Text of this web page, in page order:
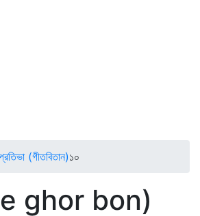
(গীতবিতান)১০
ghor bon)